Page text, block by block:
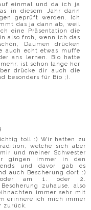
einmal und da ich ja
in diesem Jahr dann
geprüft werden. Ich
das ja dann ab, weil
eine Präsentation die
also froh, wenn ich das
Daumen drücken
auch echt etwas muffe
ans lernen. Bio hatte
ist schon lange her
drücke dir auch die
besonders für Bio ;).
toll :) Wir hatten zu
welche sich aber
und meiner Schwester
gingen immer in den
und davor gab es
auch Bescherung dort :)
oder am 1. oder 2.
zuhause, also
immer sehr mit
erinnere ich mich immer
zurück.